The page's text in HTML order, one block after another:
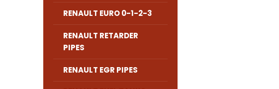
RENAULT EURO 0-1-2-3
RENAULT RETARDER
PIPES
RENAULT EGR PIPES